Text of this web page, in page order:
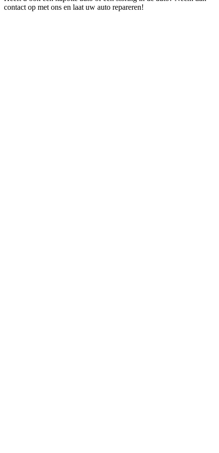
contact op met ons en laat uw auto repareren!